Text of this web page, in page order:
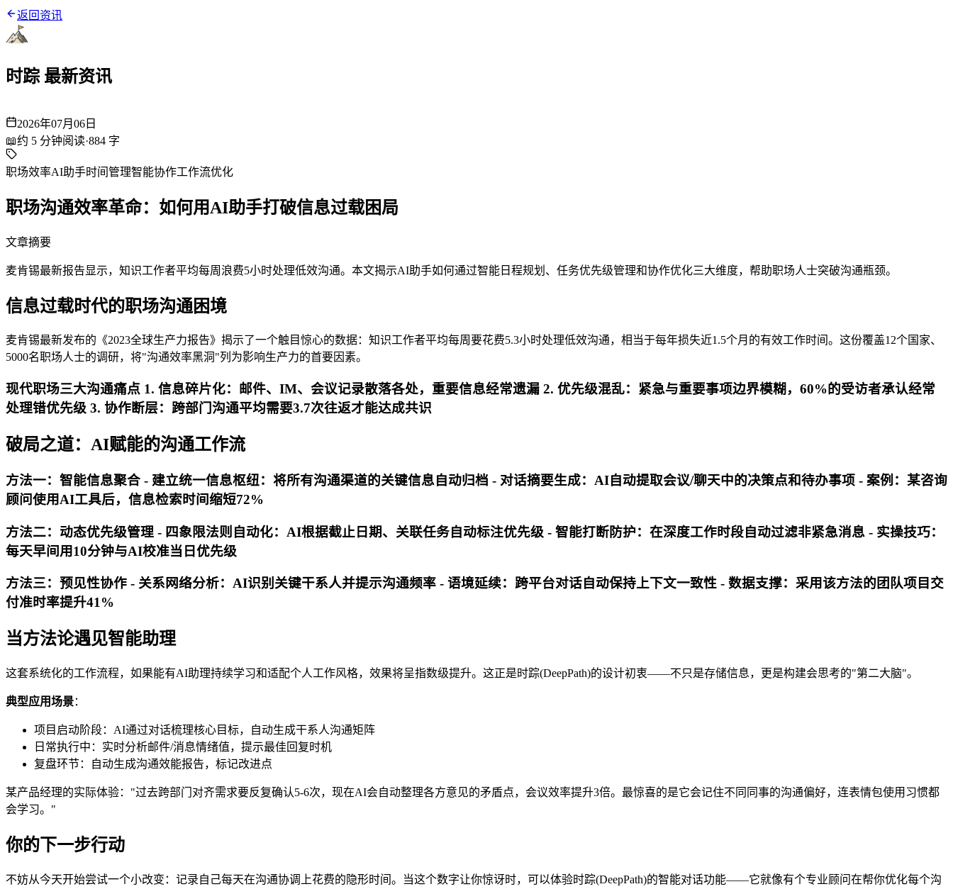
返回资讯
时踪 最新资讯
2026年07月06日
📖约 5 分钟阅读·884 字
职场效率AI助手时间管理智能协作工作流优化
职场沟通效率革命：如何用AI助手打破信息过载困局
文章摘要
麦肯锡最新报告显示，知识工作者平均每周浪费5小时处理低效沟通。本文揭示AI助手如何通过智能日程规划、任务优先级管理和协作优化三大维度，帮助职场人士突破沟通瓶颈。
信息过载时代的职场沟通困境
麦肯锡最新发布的《2023全球生产力报告》揭示了一个触目惊心的数据：知识工作者平均每周要花费5.3小时处理低效沟通，相当于每年损失近1.5个月的有效工作时间。这份覆盖12个国家、
5000名职场人士的调研，将"沟通效率黑洞"列为影响生产力的首要因素。
现代职场三大沟通痛点 1. 信息碎片化：邮件、IM、会议记录散落各处，重要信息经常遗漏 2. 优先级混乱：紧急与重要事项边界模糊，60%的受访者承认经常
处理错优先级 3. 协作断层：跨部门沟通平均需要3.7次往返才能达成共识
破局之道：AI赋能的沟通工作流
方法一：智能信息聚合 - 建立统一信息枢纽：将所有沟通渠道的关键信息自动归档 - 对话摘要生成：AI自动提取会议/聊天中的决策点和待办事项 - 案例：某咨询
顾问使用AI工具后，信息检索时间缩短72%
方法二：动态优先级管理 - 四象限法则自动化：AI根据截止日期、关联任务自动标注优先级 - 智能打断防护：在深度工作时段自动过滤非紧急消息 - 实操技巧：
每天早间用10分钟与AI校准当日优先级
方法三：预见性协作 - 关系网络分析：AI识别关键干系人并提示沟通频率 - 语境延续：跨平台对话自动保持上下文一致性 - 数据支撑：采用该方法的团队项目交
付准时率提升41%
当方法论遇见智能助理
这套系统化的工作流程，如果能有AI助理持续学习和适配个人工作风格，效果将呈指数级提升。这正是时踪(DeepPath)的设计初衷——不只是存储信息，更是构建会思考的"第二大脑"。
典型应用场景：
项目启动阶段：AI通过对话梳理核心目标，自动生成干系人沟通矩阵
日常执行中：实时分析邮件/消息情绪值，提示最佳回复时机
复盘环节：自动生成沟通效能报告，标记改进点
某产品经理的实际体验："过去跨部门对齐需求要反复确认5-6次，现在AI会自动整理各方意见的矛盾点，会议效率提升3倍。最惊喜的是它会记住不同同事的沟通偏好，连表情包使用习惯都
会学习。"
你的下一步行动
不妨从今天开始尝试一个小改变：记录自己每天在沟通协调上花费的隐形时间。当这个数字让你惊讶时，可以体验时踪(DeepPath)的智能对话功能——它就像有个专业顾问在帮你优化每个沟